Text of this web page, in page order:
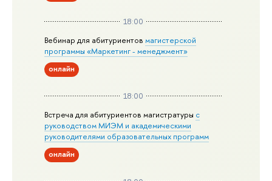
18:00
Вебинар для абитуриентовмагистерской
программы «Маркетинг - менеджмент»
онлайн
18:00
Встреча для абитуриентов магистратуры с
руководством МИЭМ и академическими
руководителями образовательных программ
онлайн